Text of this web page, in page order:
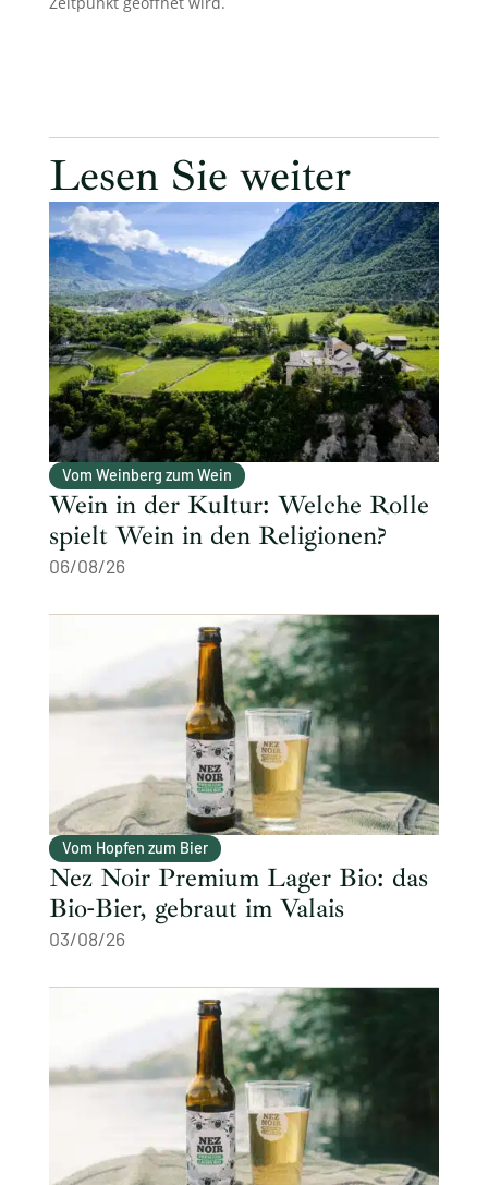
Lesen Sie weiter
Vom Weinberg zum Wein
Wein in der Kultur: Welche Rolle
spielt Wein in den Religionen?
06/08/26
Vom Hopfen zum Bier
Nez Noir Premium Lager Bio: das
Bio-Bier, gebraut im Valais
03/08/26